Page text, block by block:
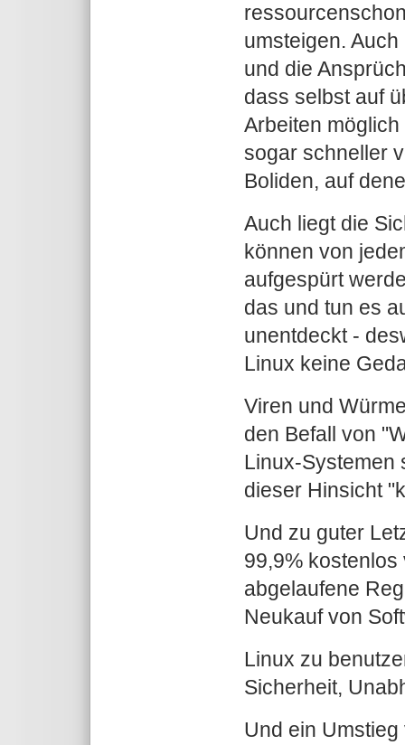
umsteigen.
und die
dass selbst auf
Arbeiten
sogar schneller
Boliden, auf
Auch liegt die
können von
aufgespürt
das und tun es
unentdeckt -
Linux keine
Viren und
den Befall von
Linux-Systemen
dieser Hinsicht
Und zu guter
99,9%
abgelaufene
Neukauf von
Linux zu
Sicherheit,
Und ein